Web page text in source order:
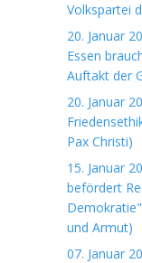
Volkspartei
20. Januar
Essen
Auftakt der
20. Januar
Pax Christi)
15. Januar
befördert
und Armut)
07. Januar